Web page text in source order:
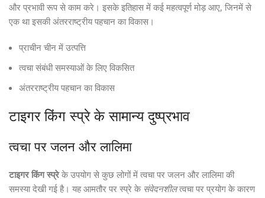
और प्रभावी रूप से काम करे। इसके इतिहास में कई महत्वपूर्ण मोड़ आए, जिनमें से
एक था इसकी अंतरराष्ट्रीय पहचान का विकास।
प्राचीन चीन में उत्पत्ति
त्वचा संबंधी समस्याओं के लिए विकसित
अंतरराष्ट्रीय पहचान का विकास
टाइगर किंग स्प्रे के सामान्य दुष्प्रभाव
त्वचा पर जलन और लालिमा
टाइगर किंग स्प्रेके उपयोग से कुछ लोगों में त्वचा पर जलन और लालिमा की
समस्या देखी गई है। यह आमतौर पर स्प्रे के संवेदनशीलत्वचा पर प्रयोग के कारण